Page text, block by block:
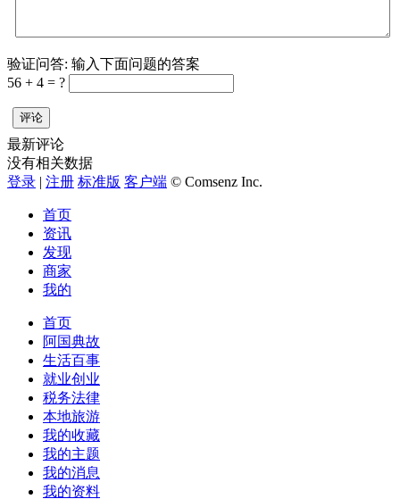
验证问答: 输入下面问题的答案
56 + 4 = ?
评论
最新评论
没有相关数据
登录 | 注册 标准版 客户端 © Comsenz Inc.
首页
资讯
发现
商家
我的
首页
阿国典故
生活百事
就业创业
税务法律
本地旅游
我的收藏
我的主题
我的消息
我的资料